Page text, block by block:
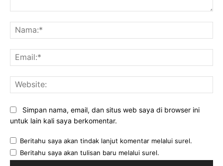
Simpan nama, email, dan situs web saya di browser ini
untuk lain kali saya berkomentar.
Beritahu saya akan tindak lanjut komentar melalui surel.
Beritahu saya akan tulisan baru melalui surel.